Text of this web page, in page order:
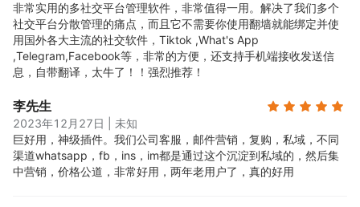
非常实用的多社交平台管理软件，非常值得一用。 解决了我们多个
社交平台分散管理的痛点，而且它不需要你使用翻墙就能绑定并使
用国外各大主流的社交软件，Tiktok ,What's App
,Telegram,Facebook等，非常的方便，还支持手机端接收发送信
息，自带翻译，太牛了！！强烈推荐！
李先生
2023年12月27日
未知
巨好用，神级插件。 我们公司客服，邮件营销，复购，私域，不同
渠道whatsapp，fb，ins，im都是通过这个沉淀到私域的，然后集
中营销，价格公道，非常好用，两年老用户了，真的好用